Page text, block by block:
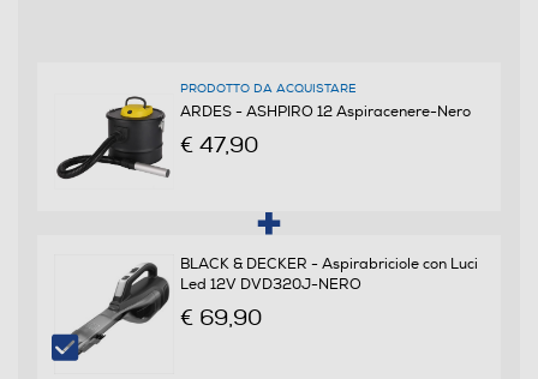
Filtro lavabile rimovibile
Indicatore sacco pieno
PRODOTTO DA ACQUISTARE
ARDES - ASHPIRO 12 Aspiracenere-Nero
€ 47,90
BLACK & DECKER - Aspirabriciole con Luci
Led 12V DVD320J-NERO
€ 69,90